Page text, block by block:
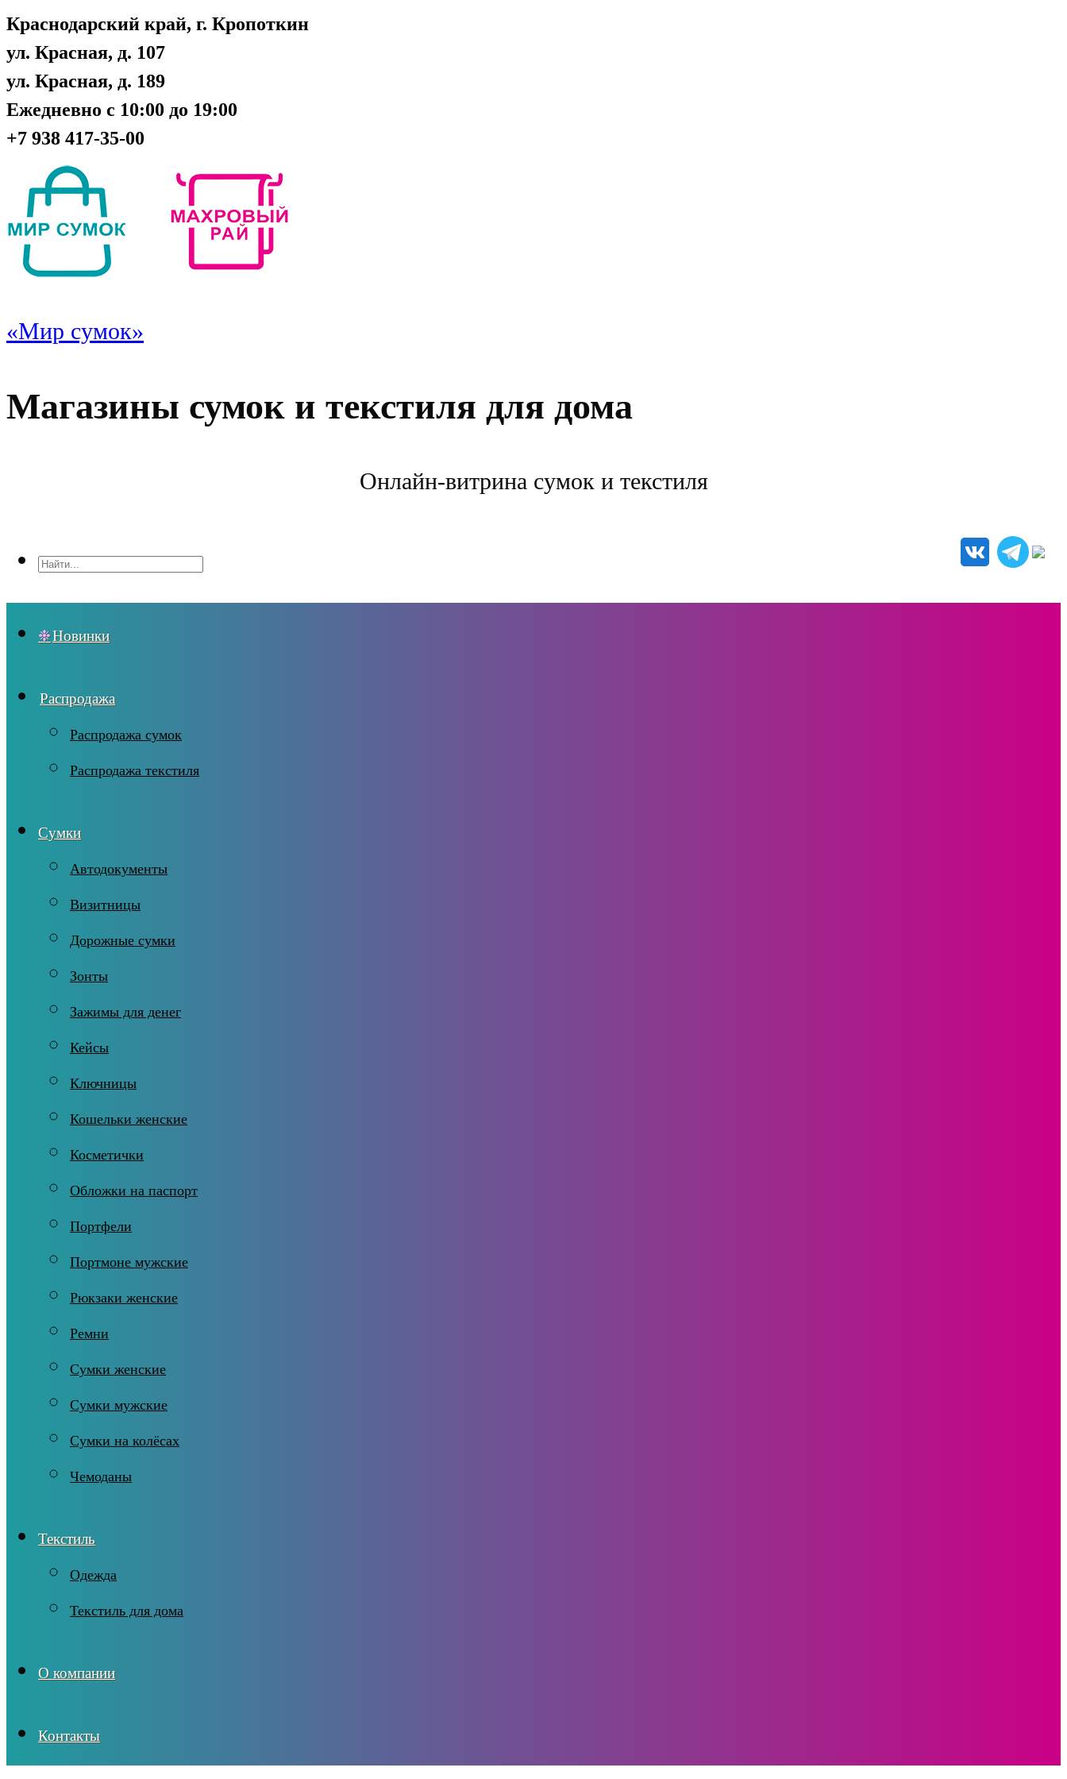
Краснодарский край, г. Кропоткин
ул. Красная, д. 107
ул. Красная, д. 189
Ежедневно с 10:00 до 19:00
+7 938 417-35-00
«Мир сумок»
Магазины сумок и текстиля для дома
Онлайн-витрина сумок и текстиля
Новинки
Распродажа
Распродажа сумок
Распродажа текстиля
Сумки
Автодокументы
Визитницы
Дорожные сумки
Зонты
Зажимы для денег
Кейсы
Ключницы
Кошельки женские
Косметички
Обложки на паспорт
Портфели
Портмоне мужские
Рюкзаки женские
Ремни
Сумки женские
Сумки мужские
Сумки на колёсах
Чемоданы
Текстиль
Одежда
Текстиль для дома
О компании
Контакты